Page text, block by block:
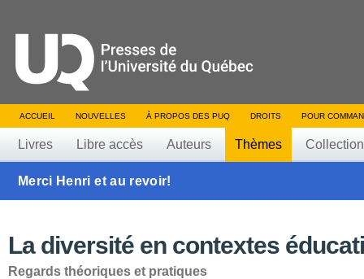
ACCUEIL NOUVELLES À PROPOS DES PUQ DROITS POUR
Livres Libre accès Auteurs Thèmes
Merci Henri et au revoir!
La diversité en contextes
Regards théoriques et pratiques